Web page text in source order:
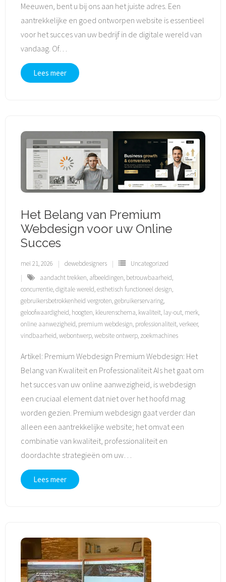
Meeuwen, bent u bij ons aan het juiste adres. Een
aantrekkelijke en goed ontworpen website is essentieel
voor het succes van uw bedrijf in de digitale wereld van
vandaag. Of…
Lees meer
Het Belang van Premium
Webdesign voor uw Online
Succes
mei 21, 2026 dewebdesigners
Uncategorized
aandacht trekken, afbeeldingen, betrouwbaarheid,
concurrentie,digitale wereld,esthetisch functioneel design,
gebruikersbetrokkenheid vergroten,gebruikerservaring,
geloofwaardigheid, hoogten, kleurenschema, kwaliteit, lay-out, merk,
online aanwezigheid, premium webdesign, professionaliteit,verkeer,
vindbaarheid,webontwerp,website ontwerp, zoekmachines
Artikel: Premium Webdesign Premium Webdesign: Het
Belang van Kwaliteit en Professionaliteit Als het gaat om
het succes van uw online aanwezigheid, is webdesign
een cruciaal element dat niet over het hoofd mag
worden gezien. Premium webdesign gaat verder dan
alleen een aantrekkelijke website; het omvat een
combinatie van kwaliteit, professionaliteit en
doordachte strategieën om uw
Lees meer